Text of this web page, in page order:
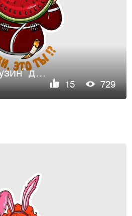
Стикерпак "Грузин" для компании "Mail.ru Group"
15 729